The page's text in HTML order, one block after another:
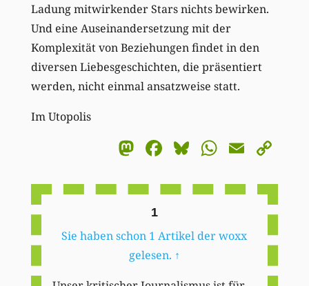
Ladung mitwirkender Stars nichts bewirken.
Und eine Auseinandersetzung mit der
Komplexität von Beziehungen findet in den
diversen Liebesgeschichten, die präsentiert
werden, nicht einmal ansatzweise statt.
Im Utopolis
Mastodon
Facebook
BlueskyEmail
1
Sie haben schon 1 Artikel der woxx
gelesen. ↑